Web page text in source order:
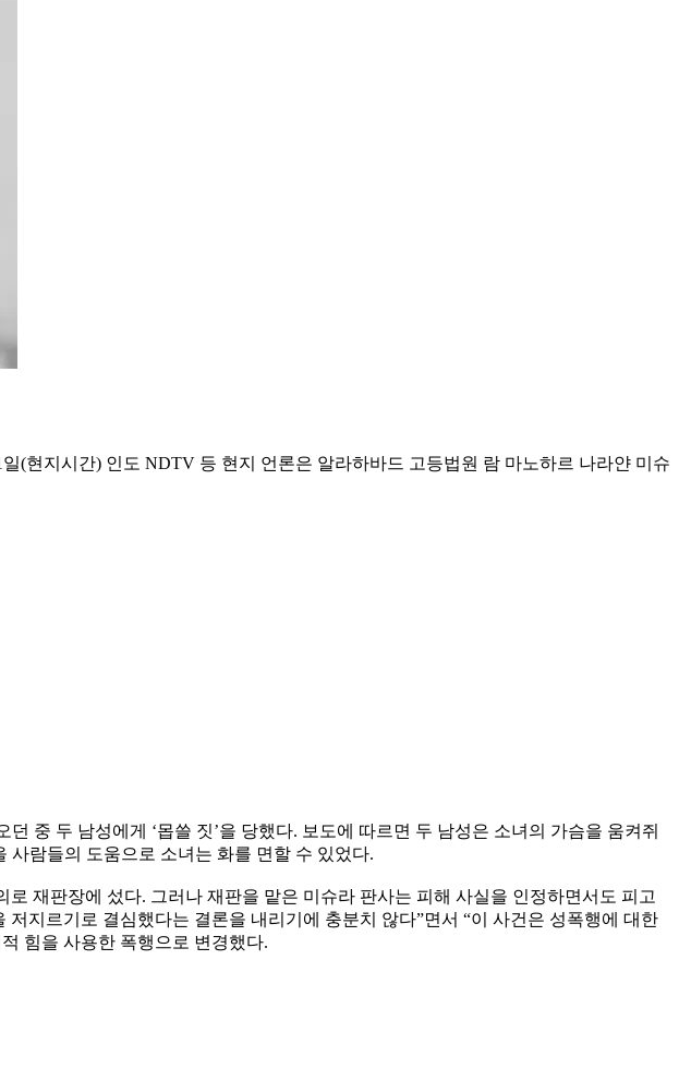
(현지시간) 인도 NDTV 등 현지 언론은 알라하바드 고등법원 람 마노하르 나라얀 미슈
중 두 남성에게 ‘몹쓸 짓’을 당했다. 보도에 따르면 두 남성은 소녀의 가슴을 움켜쥐
사람들의 도움으로 소녀는 화를 면할 수 있었다.
재판장에 섰다. 그러나 재판을 맡은 미슈라 판사는 피해 사실을 인정하면서도 피고
지르기로 결심했다는 결론을 내리기에 충분치 않다”면서 “이 사건은 성폭행에 대한
힘을 사용한 폭행으로 변경했다.